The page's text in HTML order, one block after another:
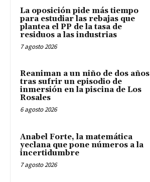
La oposición pide más tiempo
para estudiar las rebajas que
plantea el PP de la tasa de
residuos a las industrias
7 agosto 2026
Reaniman a un niño de dos años
tras sufrir un episodio de
inmersión en la piscina de Los
Rosales
6 agosto 2026
Anabel Forte, la matemática
yeclana que pone números a la
incertidumbre
7 agosto 2026